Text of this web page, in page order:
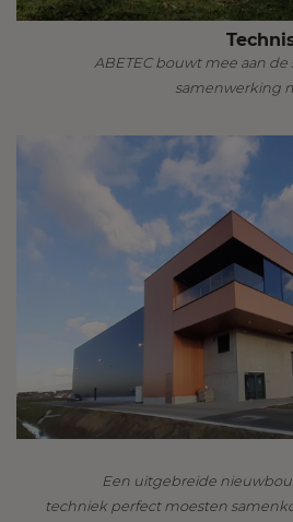
ABETEC bouwt mee aan
samenwerking
Een uitgebreide
techniek perfect moesten